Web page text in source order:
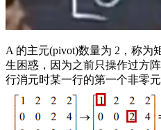
A 的主元(pivot)数量为 2，称为
生困惑，因为之前只操作过方
行消元时某一行的第一个非零元